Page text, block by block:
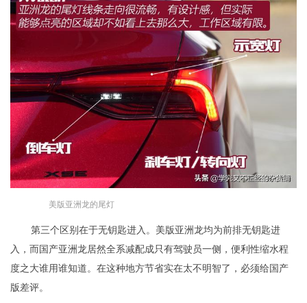
美版亚洲龙的尾灯
第三个区别在于无钥匙进入。美版亚洲龙均为前排无钥匙进
入，而国产亚洲龙居然全系减配成只有驾驶员一侧，便利性缩水程
度之大谁用谁知道。在这种地方节省实在太不明智了，必须给国产
版差评。